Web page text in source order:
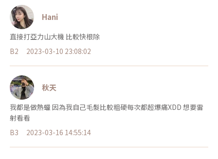
Hani
直接打亞力山大機 比較快根除
B2
2023-03-10 23:08:02
秋天
我都是做熱蠟 因為我自己毛髮比較粗硬每次都超爆痛XDD 想要雷
射看看
B3
2023-03-16 14:55:14